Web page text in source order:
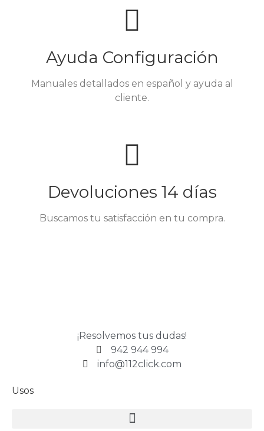
Ayuda Configuración
Manuales detallados en español y ayuda al
cliente.
Devoluciones 14 días
Buscamos tu satisfacción en tu compra.
¡Resolvemos tus dudas!
942 944 994
info@112click.com
Usos